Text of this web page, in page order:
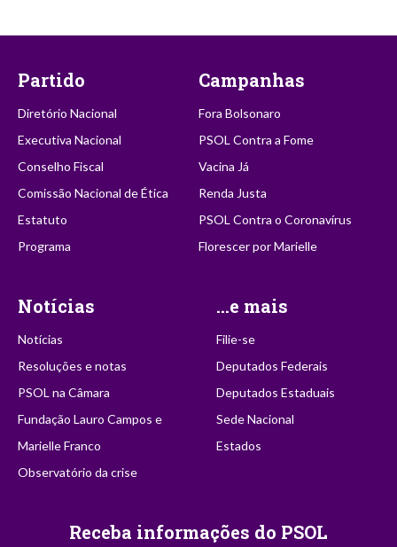
Partido
Diretório Nacional
Executiva Nacional
Conselho Fiscal
Comissão Nacional de Ética
Estatuto
Programa
Campanhas
Fora Bolsonaro
PSOL Contra a Fome
Vacina Já
Renda Justa
PSOL Contra o Coronavírus
Florescer por Marielle
Notícias
Notícias
Resoluções e notas
PSOL na Câmara
Fundação Lauro Campos e
Marielle Franco
Observatório da crise
...e mais
Filie-se
Deputados Federais
Deputados Estaduais
Sede Nacional
Estados
Receba informações do PSOL